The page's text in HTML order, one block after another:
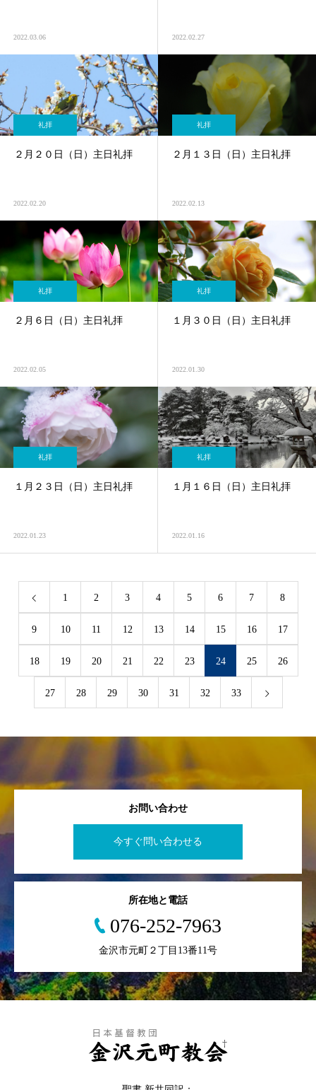
2022.03.06 2022.02.27
礼拝
２月２０日（日）主日礼拝
2022.02.20
礼拝
２月１３日（日）主日礼拝
2022.02.13
礼拝
２月６日（日）主日礼拝
2022.02.05
礼拝
１月３０日（日）主日礼拝
2022.01.30
礼拝
１月２３日（日）主日礼拝
2022.01.23
礼拝
１月１６日（日）主日礼拝
2022.01.16
1 2 3 4 5 6 7 8
9 10 11 12 13 14 15 16 17
18 19 20 21 22 23 24 25 26
27 28 29 30 31 32 33
お問い合わせ
今すぐ問い合わせる
所在地と電話
076-252-7963
金沢市元町２丁目13番11号